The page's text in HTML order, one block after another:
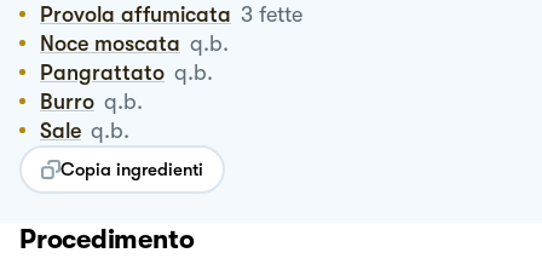
Provola affumicata 3 fette
Noce moscata q.b.
Pangrattato q.b.
Burro q.b.
Sale q.b.
Copia ingredienti
Procedimento